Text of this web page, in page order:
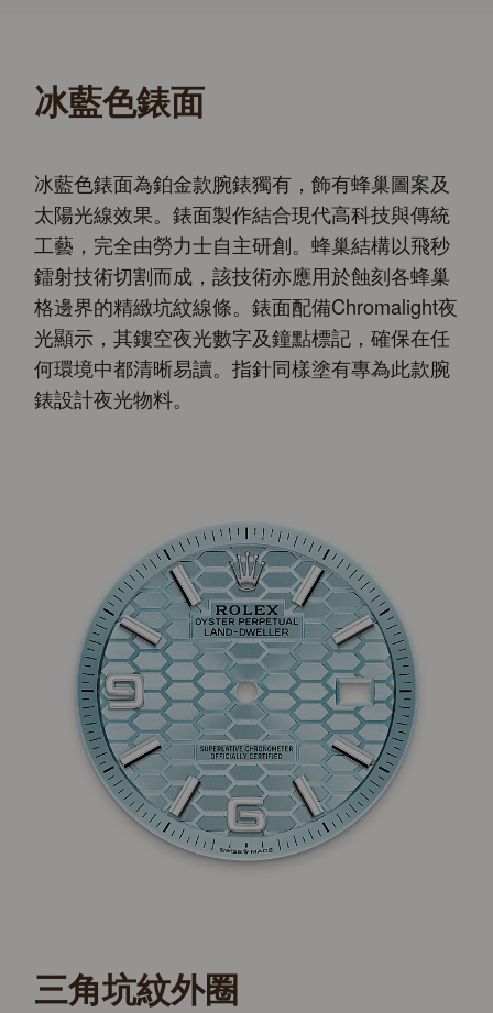
冰藍色錶面
冰藍色錶面為鉑金款腕錶獨有，飾有蜂巢圖案及
太陽光線效果。錶面製作結合現代高科技與傳統
工藝，完全由勞力士自主研創。蜂巢結構以飛秒
鐳射技術切割而成，該技術亦應用於蝕刻各蜂巢
格邊界的精緻坑紋線條。錶面配備Chromalight夜
光顯示，其鏤空夜光數字及鐘點標記，確保在任
何環境中都清晰易讀。指針同樣塗有專為此款腕
錶設計夜光物料。
三角坑紋外圈